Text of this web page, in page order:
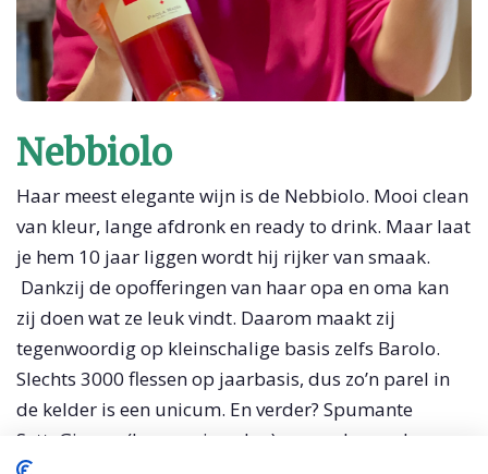
Nebbiolo
Haar meest elegante wijn is de Nebbiolo. Mooi clean
van kleur, lange afdronk en ready to drink. Maar laat
je hem 10 jaar liggen wordt hij rijker van smaak.
Dankzij de opofferingen van haar opa en oma kan
zij doen wat ze leuk vindt. Daarom maakt zij
tegenwoordig op kleinschalige basis zelfs Barolo.
Slechts 3000 flessen op jaarbasis, dus zo’n parel in
de kelder is een unicum. En verder? Spumante
SetteGiugno (haar verjaardag), geproduceerd